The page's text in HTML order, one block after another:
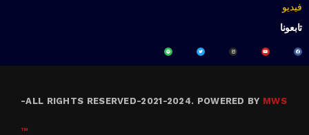
فيديو
تابعونا
ALL RIGHTS RESERVED-2021-2024. POWERED BY MWS
-
™